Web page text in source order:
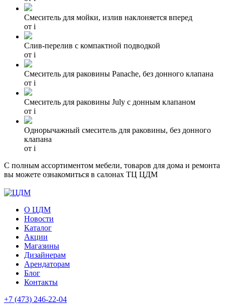
Смеситель для мойки, излив наклоняется вперед
от i
Слив-перелив с компактной подводкой
от i
Смеситель для раковины Panache, без донного клапана
от i
Смеситель для раковины July с донным клапаном
от i
Однорычажный смеситель для раковины, без донного
клапана
от i
С полным ассортиментом мебели, товаров для дома и ремонта
вы можете ознакомиться в салонах ТЦ ЦДМ
О ЦДМ
Новости
Каталог
Акции
Магазины
Дизайнерам
Арендаторам
Блог
Контакты
+7 (473) 246-22-04